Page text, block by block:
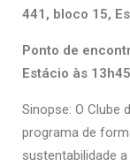
441, bloco 15,
Ponto de
Estácio às 13h45
Sinopse: O Clube
programa de
sustentabilidade